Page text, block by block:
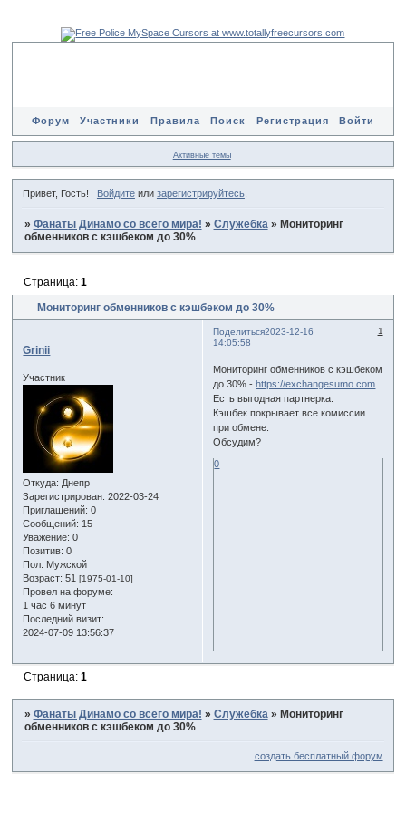
Форум Участники Правила Поиск Регистрация Войти
Активные темы
Привет, Гость! Войдитеили зарегистрируйтесь.
» Фанаты Динамо со всего мира! » Служебка » Мониторинг
обменников с кэшбеком до 30%
Мониторинг обменников с кэшбеком до 30%
Страница: 1
Поделиться 1
2023-12-16
14:05:58
Grinii
Участник
Откуда: Днепр
Зарегистрирован: 2022-03-24
Приглашений: 0
Сообщений: 15
Уважение: 0
Позитив: 0
Пол: Мужской
Возраст: 51[1975-01-10]
Провел на форуме:
1 час 6 минут
Последний визит:
2024-07-09 13:56:37
Мониторинг обменников с кэшбеком
до 30% -https://exchangesumo.com
Есть выгодная партнерка.
Кэшбек покрывает все комиссии
при обмене.
Обсудим?
0
Страница: 1
» Фанаты Динамо со всего мира! » Служебка » Мониторинг
обменников с кэшбеком до 30%
создать бесплатный форум